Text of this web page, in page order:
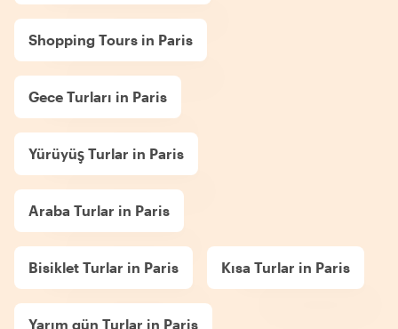
Shopping Tours in Paris
Gece Turları in Paris
Yürüyüş Turlar in Paris
Araba Turlar in Paris
Bisiklet Turlar in Paris Kısa Turlar in Paris
Yarım gün Turlar in Paris